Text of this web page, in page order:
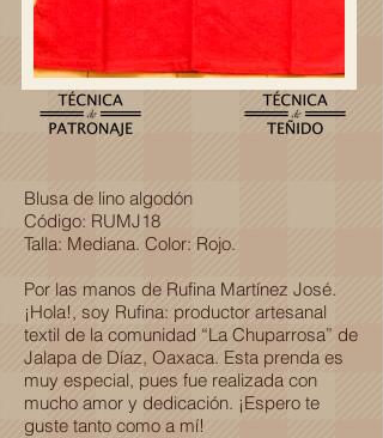
Blusa de lino algodón
Código: RUMJ18
Talla: Mediana. Color: Rojo.
Por las manos de Rufina Martínez José.
¡Hola!, soy Rufina: productor artesanal
textil de la comunidad “La Chuparrosa” de
Jalapa de Díaz, Oaxaca. Esta prenda es
muy especial, pues fue realizada con
mucho amor y dedicación. ¡Espero te
guste tanto como a mí!